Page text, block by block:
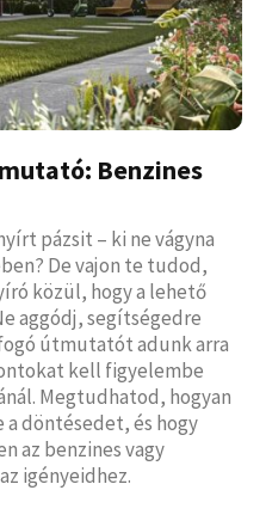
Benzines
pázsit – ki ne vágyna
De vajon te tudod,
közül, hogy a lehető
aggódj, segítségedre
útmutatót adunk arra
kell figyelembe
Megtudhatod, hogyan
döntésedet, és hogy
az benzines vagy
igényeidhez.